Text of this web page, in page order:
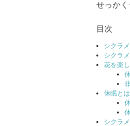
せっか
目次
シクラ
シクラ
花を楽
休眠とは
シクラ